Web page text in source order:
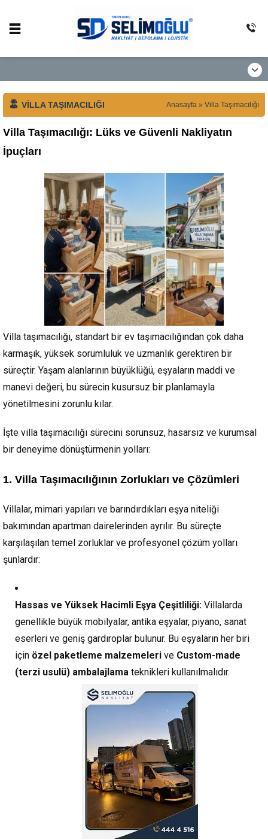
VILLA TAŞIMACILIĞI Anasayfa » Villa Taşımacılığı
Villa Taşımacılığı: Lüks ve Güvenli Nakliyatın
İpuçları
Villa taşımacılığı, standart bir ev taşımacılığından çok daha
karmaşık, yüksek sorumluluk ve uzmanlık gerektiren bir
süreçtir. Yaşam alanlarının büyüklüğü, eşyaların maddi ve
manevi değeri, bu sürecin kusursuz bir planlamayla
yönetilmesini zorunlu kılar.
İşte villa taşımacılığı sürecini sorunsuz, hasarsız ve kurumsal
bir deneyime dönüştürmenin yolları:
1. Villa Taşımacılığının Zorlukları ve Çözümleri
Villalar, mimari yapıları ve barındırdıkları eşya niteliği
bakımından apartman dairelerinden ayrılır. Bu süreçte
karşılaşılan temel zorluklar ve profesyonel çözüm yolları
şunlardır:
Hassas ve Yüksek Hacimli Eşya Çeşitliliği: Villalarda
genellikle büyük mobilyalar, antika eşyalar, piyano, sanat
eserleri ve geniş gardıroplar bulunur. Bu eşyaların her biri
için özel paketleme malzemeleri ve Custom-made
(terzi usulü) ambalajlama teknikleri kullanılmalıdır.